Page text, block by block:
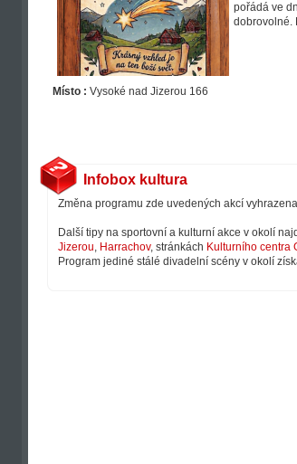
pořádá ve
dobrovolné.
Místo : Vysoké nad Jizerou 166
Infobox kultura
Změna programu zde uvedených akcí
Další tipy na sportovní a kulturní akce v okolí
Jizerou, Harrachov, stránkách Kulturního centra
Program jediné stálé divadelní scény v okolí